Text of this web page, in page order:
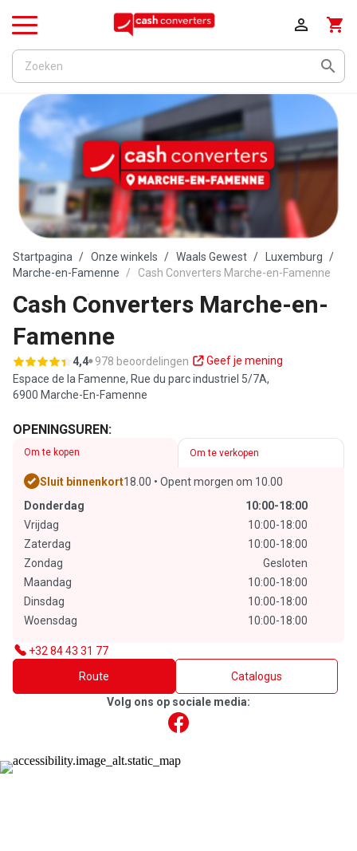

shopping_cart

Menu
Startpagina Onze winkels Waals Gewest
Luxemburg
Marche-en-Famenne
Cash Converters Marche-en-Famenne
Cash Converters Marche-en-
Famenne
4,4 978 beoordelingen
Geef je mening
Espace de la Famenne, Rue du parc industriel 5/7A,
6900 Marche-En-Famenne
OPENINGSUREN:
Om te kopen Om te verkopen
Sluit binnenkort18.00 • Opent morgen om 10.00
Donderdag
10:00-18:00
Vrijdag
10:00-18:00
Zaterdag
10:00-18:00
Zondag
Gesloten
Maandag
10:00-18:00
Dinsdag
10:00-18:00
Woensdag
10:00-18:00
+32 84 43 31 77
Route
Catalogus
Volg ons op sociale media: